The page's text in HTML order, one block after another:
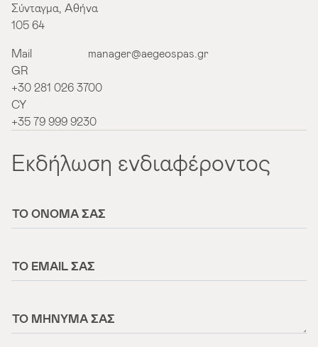
Σύνταγμα, Αθήνα
105 64
Mail
manager@aegeospas.gr
GR
+30 281 026 3700
CY
+35 79 999 9230
Εκδήλωση ενδιαφέροντος
ΤΟ ΌΝΟΜΆ ΣΑΣ
ΤΟ EMAIL ΣΑΣ
ΤΟ ΜΉΝΥΜΆ ΣΑΣ